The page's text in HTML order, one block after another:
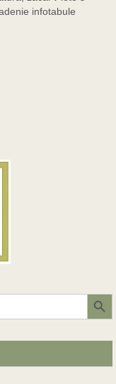
infotabule
Search Button